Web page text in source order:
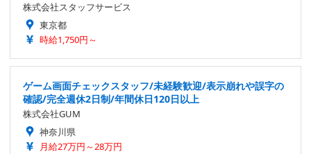
株式会社スタッフサービス
東京都
時給1,750円～
ゲーム画面チェックスタッフ/未経験歓迎/表示崩れや誤字の
確認/完全週休2日制/年間休日120日以上
株式会社GUM
神奈川県
月給27万円～28万円